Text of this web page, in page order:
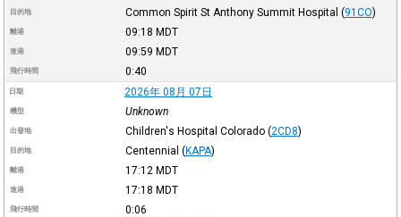
目的地 Common Spirit St Anthony Summit Hospital (91CO)
離港 09:18 MDT
進港 09:59 MDT
飛行時間 0:40
日期 2026年 08月 07日
機型 Unknown
出發地 Children's Hospital Colorado (2CD8)
目的地 Centennial (KAPA)
離港 17:12 MDT
進港 17:18 MDT
飛行時間 0:06